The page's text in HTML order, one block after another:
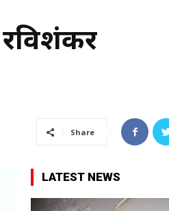
Share
LATEST NEWS